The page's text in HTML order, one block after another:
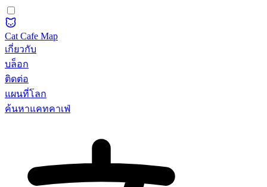
Cat Cafe Map
เกี่ยวกับ
บล็อก
ติดต่อ
แผนที่โลก
ค้นหาแคทคาเฟ่